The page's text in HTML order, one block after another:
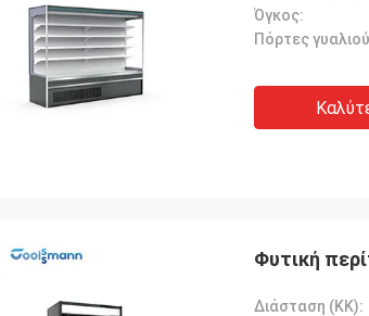
Όγκος:
Πόρτες
Φυτική
Διάσταση (ΚΚ):